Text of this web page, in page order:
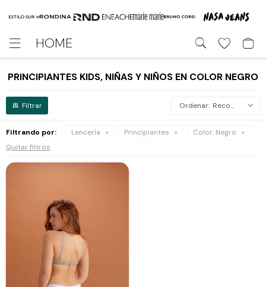
HOME

PRINCIPIANTES KIDS, NIÑAS Y NIÑOS EN COLOR NEGRO
Recomendados
Filtrando por: Lencería Principiantes Color: Negro
Quitar filtros